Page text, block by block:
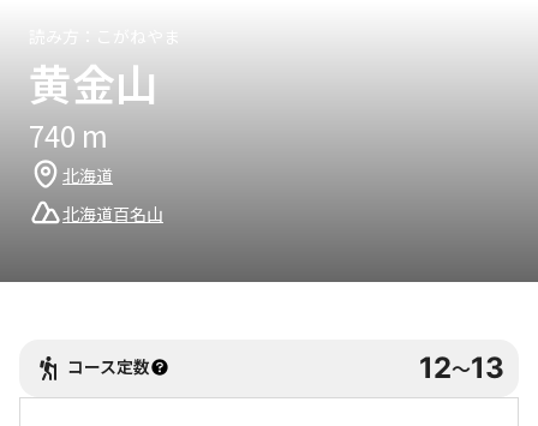
黄金山
740 m
北海道
北海道百名山
コース定数 12〜13